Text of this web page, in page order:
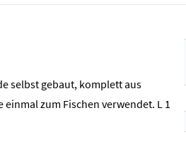
selbst gebaut, komplett aus
zum Fischen verwendet. L 1